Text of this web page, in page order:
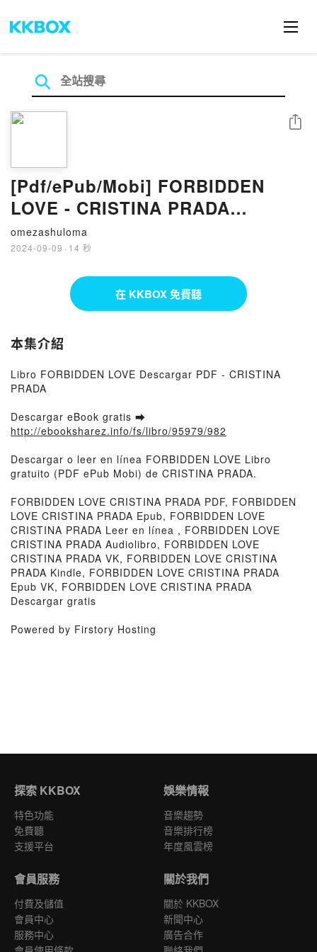
[Pdf/ePub/Mobi] FORBIDDEN
LOVE - CRISTINA PRADA
descargar ebook gratis
omezashuloma
2024-09-09 · 14 秒
分享
在 KKBOX 免費聽
本集介紹
Libro FORBIDDEN LOVE Descargar PDF - CRISTINA
PRADA
Descargar eBook gratis ➡
http://ebooksharez.info/fs/libro/95979/982
Descargar o leer en línea FORBIDDEN LOVE Libro
gratuito (PDF ePub Mobi) de CRISTINA PRADA.
FORBIDDEN LOVE CRISTINA PRADA PDF, FORBIDDEN
LOVE CRISTINA PRADA Epub, FORBIDDEN LOVE
CRISTINA PRADA Leer en línea , FORBIDDEN LOVE
CRISTINA PRADA Audiolibro, FORBIDDEN LOVE
CRISTINA PRADA VK, FORBIDDEN LOVE CRISTINA
PRADA Kindle, FORBIDDEN LOVE CRISTINA PRADA
Epub VK, FORBIDDEN LOVE CRISTINA PRADA
Descargar gratis
Powered by Firstory Hosting
探索 KKBOX
特色功能
免費聽
支援平台
娛樂情報
音樂趨勢
音樂排行榜
年度風雲榜
會員服務
付費及儲值
會員中心
服務中心
關於我們
關於 KKBOX
新聞中心
廣告合作